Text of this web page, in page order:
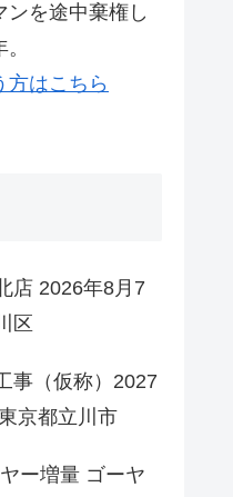
ンを途中棄権し
はこちら
店 2026年8月7
区
事（仮称）2027
京都立川市
ー増量 ゴーヤ